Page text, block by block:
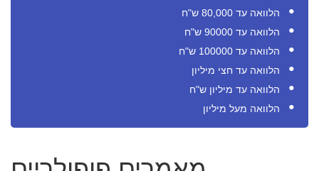
הלוואה עד 80,000 ש"ח
הלוואה עד 90000 ש"ח
הלוואה עד 100000 ש"ח
הלוואה עד חצי מיליון
הלוואה עד מיליון ש"ח
הלוואה מעל מיליון